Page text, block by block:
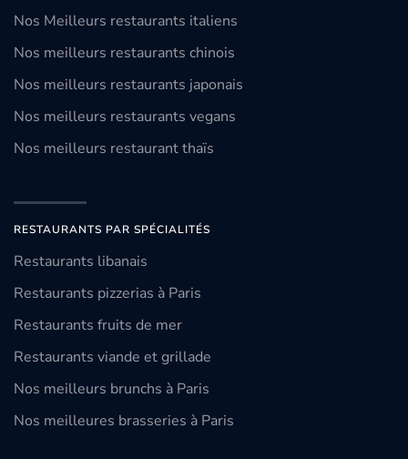
Nos Meilleurs restaurants italiens
Nos meilleurs restaurants chinois
Nos meilleurs restaurants japonais
Nos meilleurs restaurants vegans
Nos meilleurs restaurant thaïs
RESTAURANTS PAR SPÉCIALITÉS
Restaurants libanais
Restaurants pizzerias à Paris
Restaurants fruits de mer
Restaurants viande et grillade
Nos meilleurs brunchs à Paris
Nos meilleures brasseries à Paris